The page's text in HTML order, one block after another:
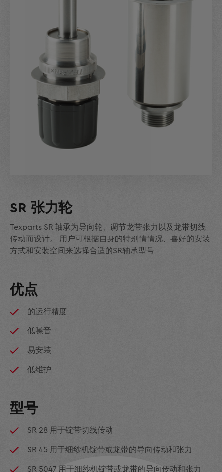
SR 张力轮
Texparts SR 轴承为导向轮、调节龙带张力以及龙带切线
传动而设计。 用户可根据自身的特别情情况、喜好的安装
方式和安装空间来选择合适的SR轴承型号
优点
的运行精度
低噪音
易安装
低维护
型号
SR 28 用于锭带切线传动
SR 45 用于细纱机锭带或龙带的导向传动和张力
SR 5047 用于细纱机锭带或龙带的导向传动和张力